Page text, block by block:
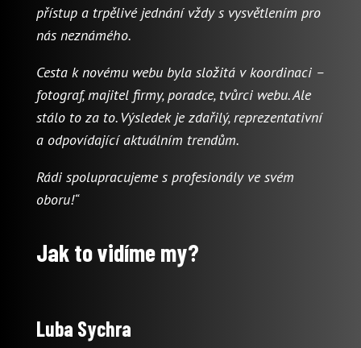
přístup a trpělivé jednání vždy s vysvětlením pro
nás neznámého.
Cesta k novému webu byla složitá v koordinaci –
fotograf, majitel firmy, poradce, tvůrci webu. Ale
stálo to za to. Výsledek je zdařilý, reprezentativní
a odpovídající aktuálním trendům.
Rádi spolupracujeme s profesionály ve svém
oboru!“
Jak to vidíme my?
Luba Sychra